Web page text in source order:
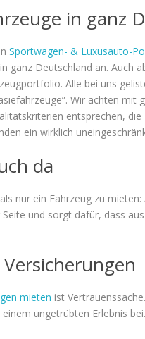
in ganz
Sportwagen- & Luxusauto-
ganz Deutschland an. Auch
Alle bei uns
Wir achten
entsprechen,
ein wirklich
da
nur ein Fahrzeug zu
und sorgt dafür, dass
mieten ist
ungetrübten Erlebnis bei.